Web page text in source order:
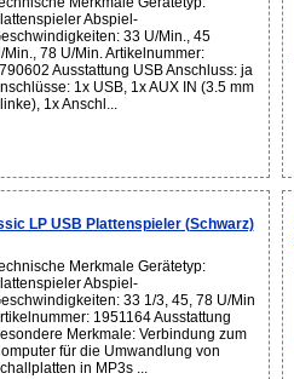
Abspiel-
33 U/Min., 45
Min., 78 U/Min. Artikelnummer:
Ausstattung USB Anschluss: ja
1x USB, 1x AUX IN (3.5 mm
1x Anschl...
LP USB Plattenspieler (Schwarz)
Merkmale Gerätetyp:
Abspiel-
33 1/3, 45, 78 U/Min
1951164 Ausstattung
Merkmale: Verbindung zum
für die Umwandlung von
in MP3s ...